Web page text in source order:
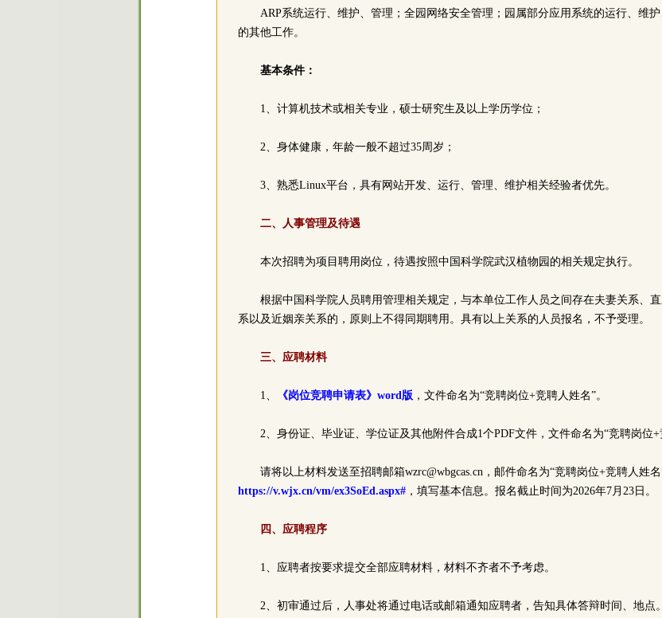
ARP系统运行、维护、管理；全园网络安全管理；园属部分应用系统的运行、维
的其他工作。
基本条件：
1、计算机技术或相关专业，硕士研究生及以上学历学位；
2、身体健康，年龄一般不超过35周岁；
3、熟悉Linux平台，具有网站开发、运行、管理、维护相关经验者优先。
二、人事管理及待遇
本次招聘为项目聘用岗位，待遇按照中国科学院武汉植物园的相关规定执行。
根据中国科学院人员聘用管理相关规定，与本单位工作人员之间存在夫妻关系、
系以及近姻亲关系的，原则上不得同期聘用。具有以上关系的人员报名，不予受理。
三、应聘材料
1、 《岗位竞聘申请表》word版，文件命名为“竞聘岗位+竞聘人姓名”。
2、身份证、毕业证、学位证及其他附件合成1个PDF文件，文件命名为“竞聘岗位+
请将以上材料发送至招聘邮箱wzrc@wbgcas.cn，邮件命名为“竞聘岗位+竞聘人姓
https://v.wjx.cn/vm/ex3SoEd.aspx#，填写基本信息。报名截止时间为2026年7月23日。
四、应聘程序
1、应聘者按要求提交全部应聘材料，材料不齐者不予考虑。
2、初审通过后，人事处将通过电话或邮箱通知应聘者，告知具体答辩时间、地点